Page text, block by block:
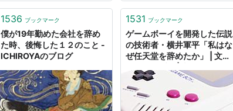
1536 ブックマーク
僕が19年勤めた会社を辞め
た時、後悔した１２のこと -
ICHIROYAのブログ
1531 ブックマーク
ゲームボーイを開発した伝説
の技術者・横井軍平「私はな
ぜ任天堂を辞めたか」 | 文春
ン